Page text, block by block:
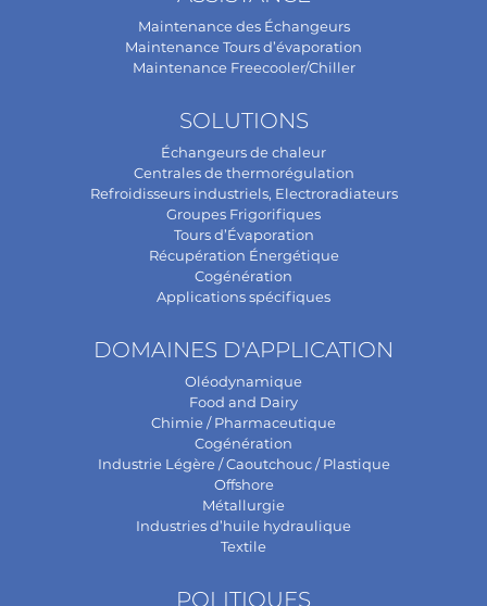
Maintenance des Échangeurs
Maintenance Tours d’évaporation
Maintenance Freecooler/Chiller
SOLUTIONS
Échangeurs de chaleur
Centrales de thermorégulation
Refroidisseurs industriels, Electroradiateurs
Groupes Frigorifiques
Tours d’Évaporation
Récupération Énergétique
Cogénération
Applications spécifiques
DOMAINES D'APPLICATION
Oléodynamique
Food and Dairy
Chimie / Pharmaceutique
Cogénération
Industrie Légère / Caoutchouc / Plastique
Offshore
Métallurgie
Industries d’huile hydraulique
Textile
POLITIQUES